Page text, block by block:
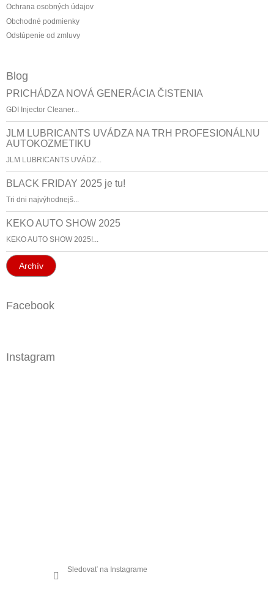
Ochrana osobných údajov
Obchodné podmienky
Odstúpenie od zmluvy
Blog
PRICHÁDZA NOVÁ GENERÁCIA ČISTENIA
GDI Injector Cleaner...
JLM LUBRICANTS UVÁDZA NA TRH PROFESIONÁLNU
AUTOKOZMETIKU
JLM LUBRICANTS UVÁDZ...
BLACK FRIDAY 2025 je tu!
Tri dni najvýhodnejš...
KEKO AUTO SHOW 2025
KEKO AUTO SHOW 2025!...
Archív
Facebook
Instagram
Sledovať na Instagrame